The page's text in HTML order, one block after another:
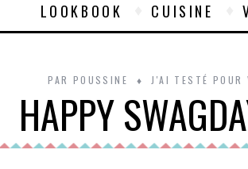
LOOKBOOK CUISINE
PAR POUSSINE J'AI TESTÉ POUR
HAPPY